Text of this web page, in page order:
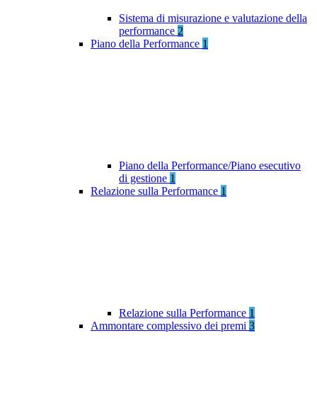
Sistema di misurazione e valutazione della
performance 2
Piano della Performance 1
Piano della Performance/Piano esecutivo
di gestione 1
Relazione sulla Performance 1
Relazione sulla Performance 1
Ammontare complessivo dei premi 3